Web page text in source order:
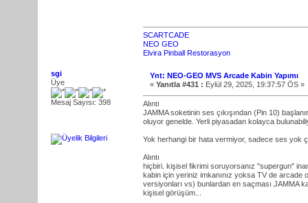
SCARTCADE
NEO GEO
Elvira Pinball Restorasyon
sgi
Üye
Mesaj Sayısı: 398
Ynt: NEO-GEO MVS Arcade Kabin Yapımı
« Yanıtla #431 : Eylül 29, 2025, 19:37:57 ÖS »
Alıntı
JAMMA soketinin ses çıkışından (Pin 10)
oluyor genelde. Yerli piyasadan kolayca
Yok herhangi bir hata vermiyor, sadece ses yok
Alıntı
hiçbiri. kişisel fikrimi soruyorsanız "supergun"
kabin için yeriniz imkanınız yoksa TV de arcade
versiyonları vs) bunlardan en saçması JAMMA
kişisel görüşüm...